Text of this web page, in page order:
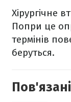
Хірургічне
Попри це
термінів
беруться.